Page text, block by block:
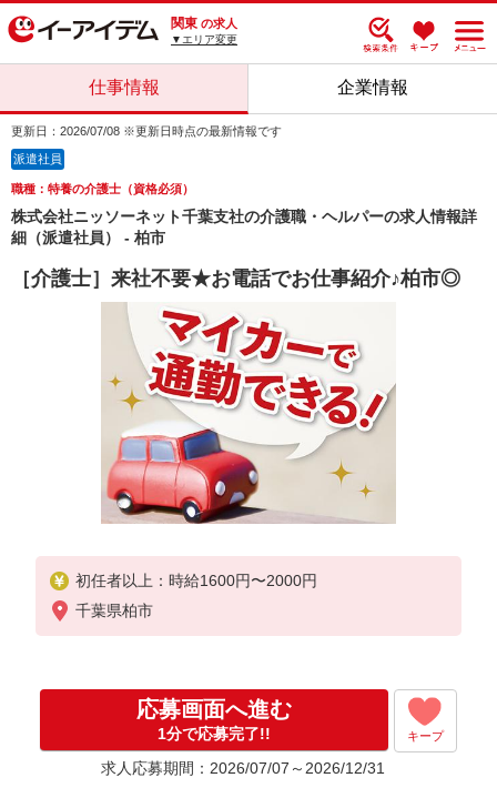
関東 の求人
▼エリア変更
仕事情報 企業情報
更新日：2026/07/08 ※更新日時点の最新情報です
派遣社員
職種：特養の介護士（資格必須）
株式会社ニッソーネット千葉支社の介護職・ヘルパーの求人情報詳
細（派遣社員） - 柏市
［介護士］来社不要★お電話でお仕事紹介♪柏市◎
初任者以上：時給1600円〜2000円
千葉県柏市
応募画面へ進む
1分で応募完了!! キープ
求人応募期間：2026/07/07～2026/12/31